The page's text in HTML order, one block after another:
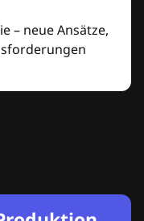
– neue Ansätze,